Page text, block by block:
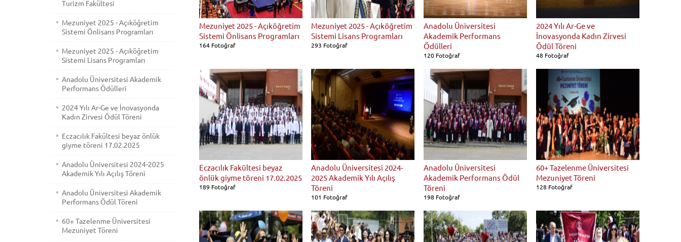
Mezuniyet 2025 - Açıköğretim
Sistemi Önlisans Programları
164 Fotoğraf
Mezuniyet 2025 - Açıköğretim
Sistemi Lisans Programları
293 Fotoğraf
Anadolu Üniversitesi
Akademik Performans
Ödülleri
120 Fotoğraf
2024 Yılı Ar-Ge ve
İnovasyonda Kadın Zirvesi
Ödül Töreni
48 Fotoğraf
Eczacılık Fakültesi beyaz
önlük giyme töreni 17.02.2025
189 Fotoğraf
Anadolu Üniversitesi 2024-
2025 Akademik Yılı Açılış
Töreni
101 Fotoğraf
Anadolu Üniversitesi
Akademik Performans Ödül
Töreni
198 Fotoğraf
60+ Tazelenme Üniversitesi
Mezuniyet Töreni
128 Fotoğraf
Turizm Fakültesi
Mezuniyet 2025 - Açıköğretim
Sistemi Önlisans Programları
Mezuniyet 2025 - Açıköğretim
Sistemi Lisans Programları
Anadolu Üniversitesi Akademik
Performans Ödülleri
2024 Yılı Ar-Ge ve İnovasyonda
Kadın Zirvesi Ödül Töreni
Eczacılık Fakültesi beyaz önlük
giyme töreni 17.02.2025
Anadolu Üniversitesi 2024-2025
Akademik Yılı Açılış Töreni
Anadolu Üniversitesi Akademik
Performans Ödül Töreni
60+ Tazelenme Üniversitesi
Mezuniyet Töreni